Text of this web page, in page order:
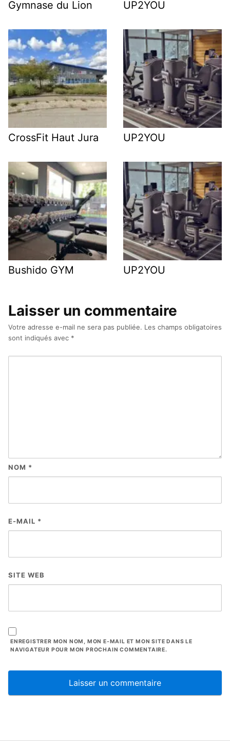
Gymnase du Lion UP2YOU
CrossFit Haut Jura UP2YOU
Bushido GYM UP2YOU
Laisser un commentaire
Votre adresse e-mail ne sera pas publiée. Les champs obligatoires
sont indiqués avec *
NOM *
E-MAIL *
SITE WEB
ENREGISTRER MON NOM, MON E-MAIL ET MON SITE DANS LE
NAVIGATEUR POUR MON PROCHAIN COMMENTAIRE.